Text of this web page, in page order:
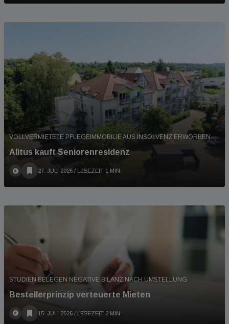
VOLLVERMIETETE PFLEGEIMMOBILIE AUS INSOLVENZ ERWORBEN
Alìtus kauft Seniorenresidenz
27. JULI 2026 / LESEZEIT 1 MIN
STUDIEN BELEGEN NEGATIVE BILANZ NACH UMSTELLUNG
Bestellerprinzip verteuerte Mieten
15. JULI 2026 / LESEZEIT 2 MIN